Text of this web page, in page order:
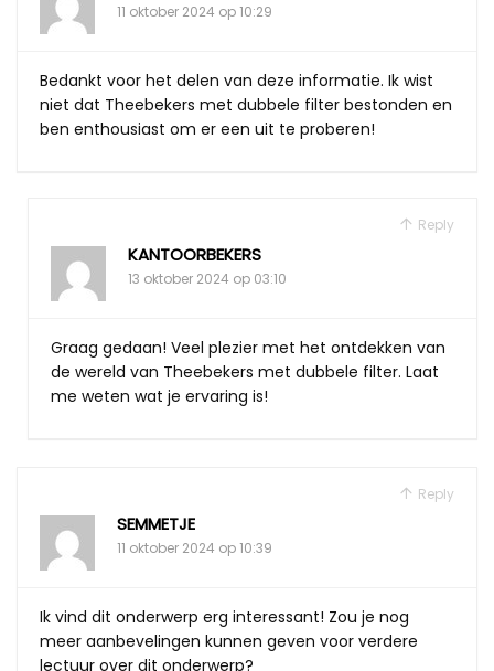
11 oktober 2024 op 10:29
Bedankt voor het delen van deze informatie. Ik wist
niet dat Theebekers met dubbele filter bestonden en
ben enthousiast om er een uit te proberen!
Reply
KANTOORBEKERS
13 oktober 2024 op 03:10
Graag gedaan! Veel plezier met het ontdekken van
de wereld van Theebekers met dubbele filter. Laat
me weten wat je ervaring is!
Reply
SEMMETJE
11 oktober 2024 op 10:39
Ik vind dit onderwerp erg interessant! Zou je nog
meer aanbevelingen kunnen geven voor verdere
lectuur over dit onderwerp?